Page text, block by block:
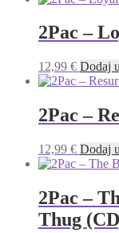
2Pac –
12,99 € Dodaj
2Pac –
12,99 € Dodaj
2Pac –
Thug